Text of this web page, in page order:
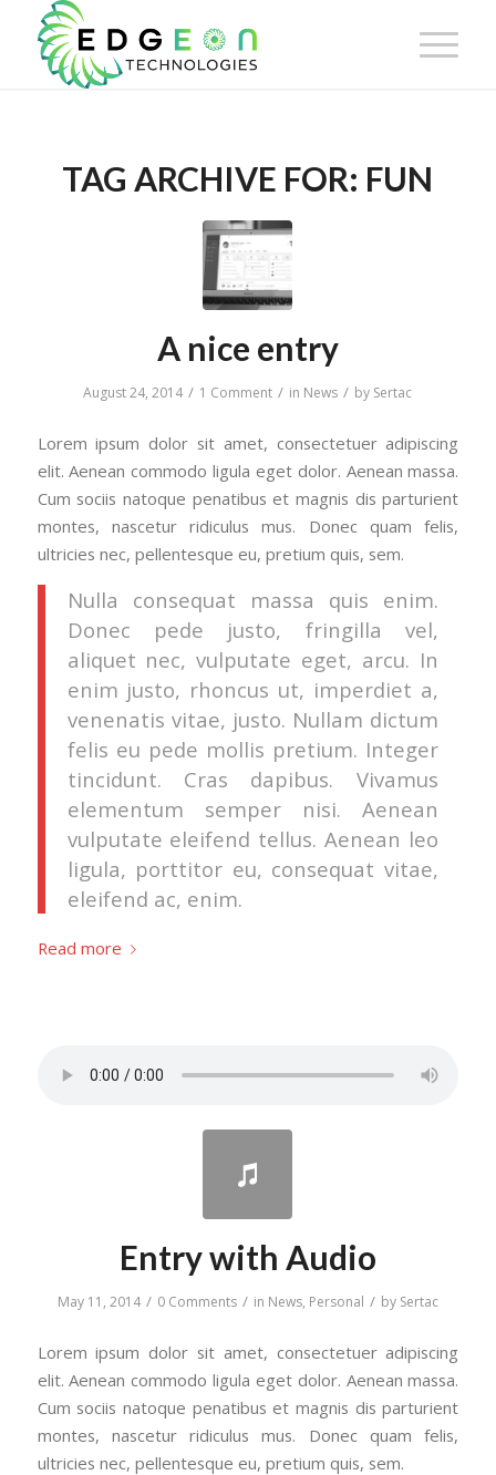
TAG ARCHIVE FOR: FUN
A nice entry
August 24, 2014 / 1 Comment / in News / by Sertac
Lorem ipsum dolor sit amet, consectetuer adipiscing
elit. Aenean commodo ligula eget dolor. Aenean massa.
Cum sociis natoque penatibus et magnis dis parturient
montes, nascetur ridiculus mus. Donec quam felis,
ultricies nec, pellentesque eu, pretium quis, sem.
Nulla consequat massa quis enim.
Donec pede justo, fringilla vel,
aliquet nec, vulputate eget, arcu. In
enim justo, rhoncus ut, imperdiet a,
venenatis vitae, justo. Nullam dictum
felis eu pede mollis pretium. Integer
tincidunt. Cras dapibus. Vivamus
elementum semper nisi. Aenean
vulputate eleifend tellus. Aenean leo
ligula, porttitor eu, consequat vitae,
eleifend ac, enim.
Read more
Entry with Audio
May 11, 2014 / 0 Comments / in News, Personal / by Sertac
Lorem ipsum dolor sit amet, consectetuer adipiscing
elit. Aenean commodo ligula eget dolor. Aenean massa.
Cum sociis natoque penatibus et magnis dis parturient
montes, nascetur ridiculus mus. Donec quam felis,
ultricies nec, pellentesque eu, pretium quis, sem.